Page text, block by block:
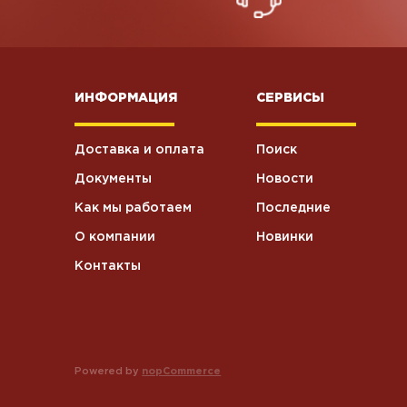
Влажные
бритья
ИНФОРМАЦИЯ
Доставка и оплата
Документы
Как мы работаем
О компании
Контакты
СЕРВИСЫ
Поиск
Новости
Последние
Новинки
Powered by nopCommerce